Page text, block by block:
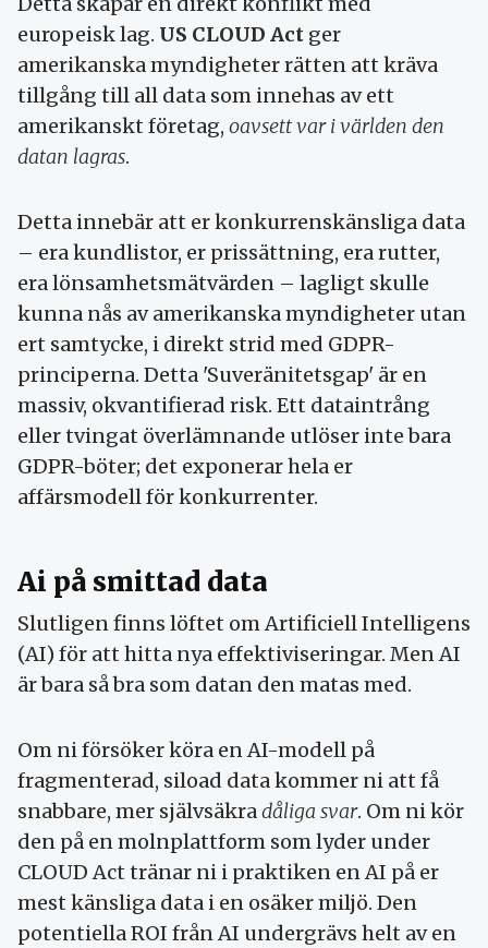
europeisk lag. US CLOUD Act ger
amerikanska myndigheter rätten att kräva
tillgång till all data som innehas av ett
amerikanskt företag, oavsett var i världen den
datan lagras.
Detta innebär att er konkurrenskänsliga data
– era kundlistor, er prissättning, era rutter,
era lönsamhetsmätvärden – lagligt skulle
kunna nås av amerikanska myndigheter utan
ert samtycke, i direkt strid med GDPR-
principerna. Detta 'Suveränitetsgap' är en
massiv, okvantifierad risk. Ett dataintrång
eller tvingat överlämnande utlöser inte bara
GDPR-böter; det exponerar hela er
affärsmodell för konkurrenter.
Ai på smittad data
Slutligen finns löftet om Artificiell Intelligens
(AI) för att hitta nya effektiviseringar. Men AI
är bara så bra som datan den matas med.
Om ni försöker köra en AI-modell på
fragmenterad, siload data kommer ni att få
snabbare, mer självsäkradåliga svar. Om ni kör
den på en molnplattform som lyder under
CLOUD Act tränar ni i praktiken en AI på er
mest känsliga data i en osäker miljö. Den
potentiella ROI från AI undergrävs helt av en